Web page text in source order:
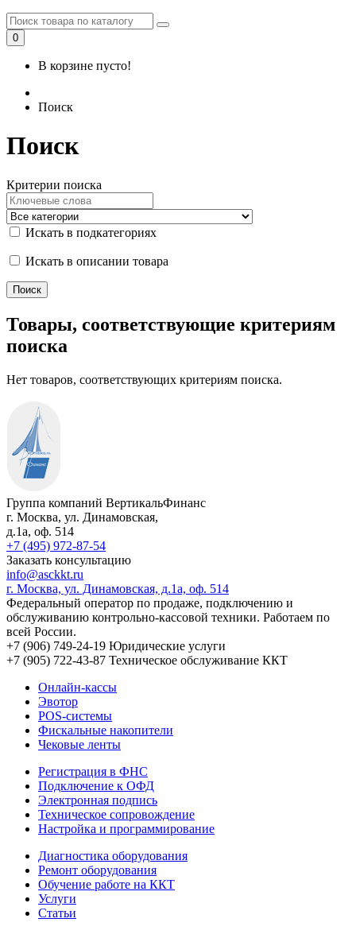
0
В корзине пусто!
Поиск
Поиск
Критерии поиска
Искать в подкатегориях
Искать в описании товара
Товары, соответствующие критериям
поиска
Нет товаров, соответствующих критериям поиска.
Группа компаний ВертикальФинанс
г. Москва, ул. Динамовская,
д.1а, оф. 514
+7 (495) 972-87-54
Заказать консультацию
info@asckkt.ru
г. Москва, ул. Динамовская, д.1а, оф. 514
Федеральный оператор по продаже, подключению и
обслуживанию контрольно-кассовой техники. Работаем по
всей России.
+7 (906) 749-24-19 Юридические услуги
+7 (905) 722-43-87 Техническое обслуживание ККТ
Онлайн-кассы
Эвотор
POS-системы
Фискальные накопители
Чековые ленты
Регистрация в ФНС
Подключение к ОФД
Электронная подпись
Техническое сопровождение
Настройка и программирование
Диагностика оборудования
Ремонт оборудования
Обучение работе на ККТ
Услуги
Статьи